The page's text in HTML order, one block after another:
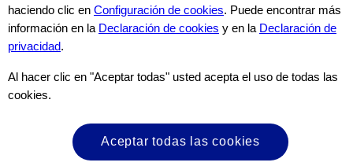
✔ Fórmula hipalergénica
✔ Con proteína extensamente hidrolizada
✔ Combinación de prebióticos GOS/FOS
y probiótico Bifidus Breve
Fórmula a partir del nacimiento, de 0 a 12
Conoce más
haciendo clic en Configuración de cookies. Puede encontrar más
información en la Declaración de cookies y en la Declaración de
privacidad.
Al hacer clic en "Aceptar todas" usted acepta el uso de todas las
cookies.
Aceptar todas las cookies